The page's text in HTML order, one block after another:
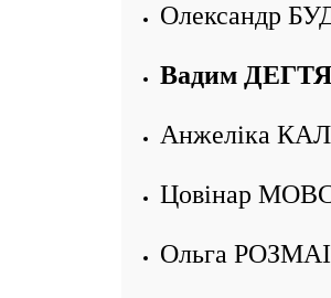
Олександр
Вадим
Анжеліка
Цовінар
Ольга